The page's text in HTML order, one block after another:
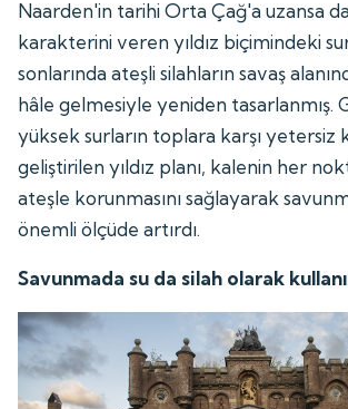
Naarden'in tarihi Orta Çağ'a uzansa
karakterini veren yıldız biçimindeki
sonlarında ateşli silahların savaş
hâle gelmesiyle yeniden tasarlanmış.
yüksek surların toplara karşı yetersiz
geliştirilen yıldız planı, kalenin her
ateşle korunmasını sağlayarak
önemli ölçüde artırdı.
Savunmada su da silah olarak